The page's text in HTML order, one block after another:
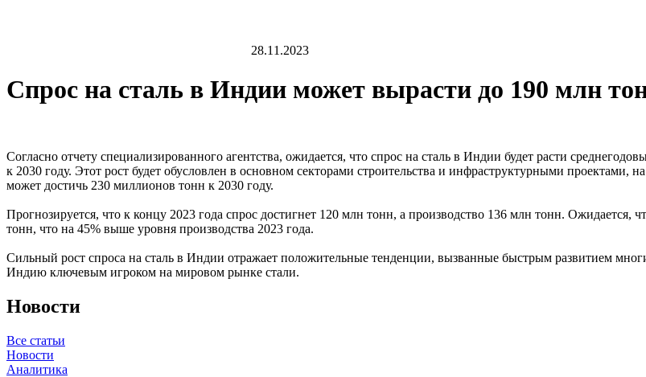
28.11.2023
Спрос на сталь в Индии может вырасти до 190 млн
Согласно отчету специализированного агентства, ожидается, что спрос на сталь в Индии будет расти
к 2030 году. Этот рост будет обусловлен в основном секторами строительства и инфраструктурными
может достичь 230 миллионов тонн к 2030 году.
Прогнозируется, что к концу 2023 года спрос достигнет 120 млн тонн, а производство 136 млн тонн.
тонн, что на 45% выше уровня производства 2023 года.
Сильный рост спроса на сталь в Индии отражает положительные тенденции, вызванные быстрым развитием
Индию ключевым игроком на мировом рынке стали.
Новости
Все статьи
Новости
Аналитика